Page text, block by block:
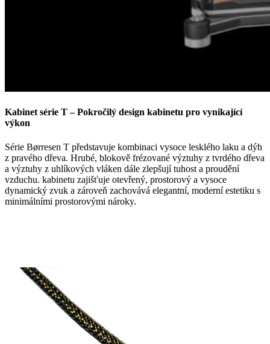
Kabinet série T – Pokročilý design kabinetu pro vynikající
výkon
Série Børresen T představuje kombinaci vysoce lesklého laku a dýh
z pravého dřeva. Hrubé, blokově frézované výztuhy z tvrdého dřeva
a výztuhy z uhlíkových vláken dále zlepšují tuhost a proudění
vzduchu. kabinetu zajišťuje otevřený, prostorový a vysoce
dynamický zvuk a zároveň zachovává elegantní, moderní estetiku s
minimálními prostorovými nároky.